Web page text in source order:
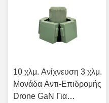
10 χλμ. Ανίχνευση 3 χλμ.
Μονάδα Αντι-Επιδρομής
Drone GaN Για